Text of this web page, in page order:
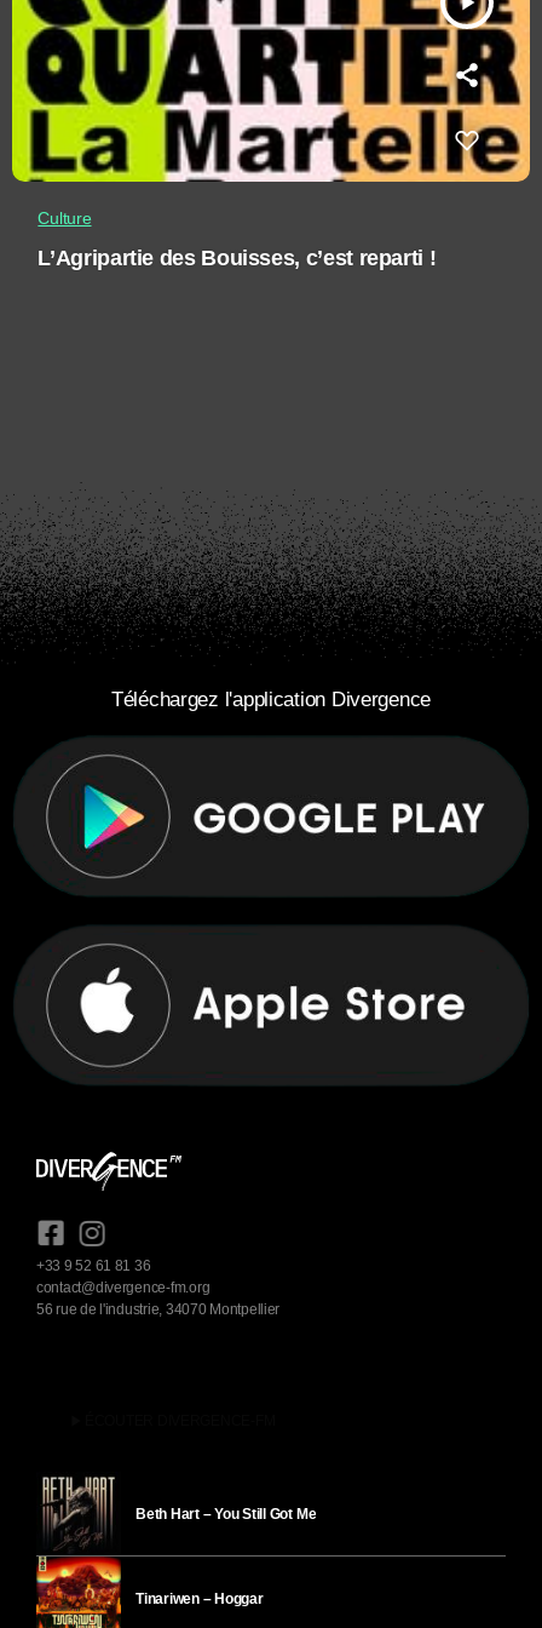
Culture
L’Agripartie des Bouisses, c’est reparti !
Téléchargez l'application Divergence
+33 9 52 61 81 36
contact@divergence-fm.org
56 rue de l'industrie, 34070 Montpellier
Beth Hart – You Still Got Me
Tinariwen – Hoggar